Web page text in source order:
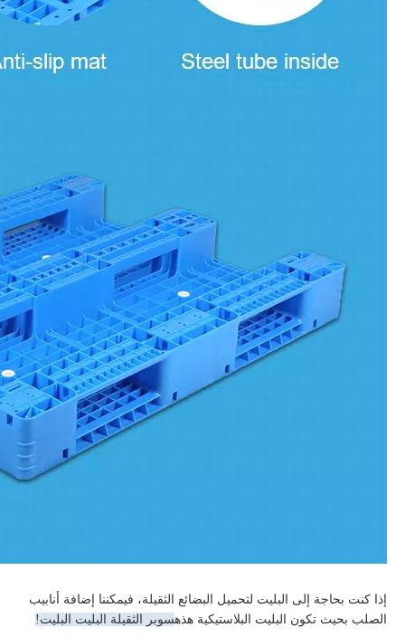
إذا كنت بحاجة إلى البليت لتحميل البضائع الثقيلة، فيمكننا إضافة أنابيب
الصلب بحيث تكون البليت البلاستيكية هذهسوبر الثقيلة البليت البليت!